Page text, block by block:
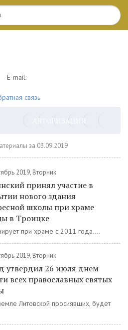
E-mail:
связь
АВТОРИЗАЦИЯ
за 03.09.2019
2019, Вторник
принял участие в
нового здания
школы при храме
в Троицке
при храме с 2011 года....
2019, Вторник
утвердил 26 июля днем
всех православных святых
Литовской просиявших, будет